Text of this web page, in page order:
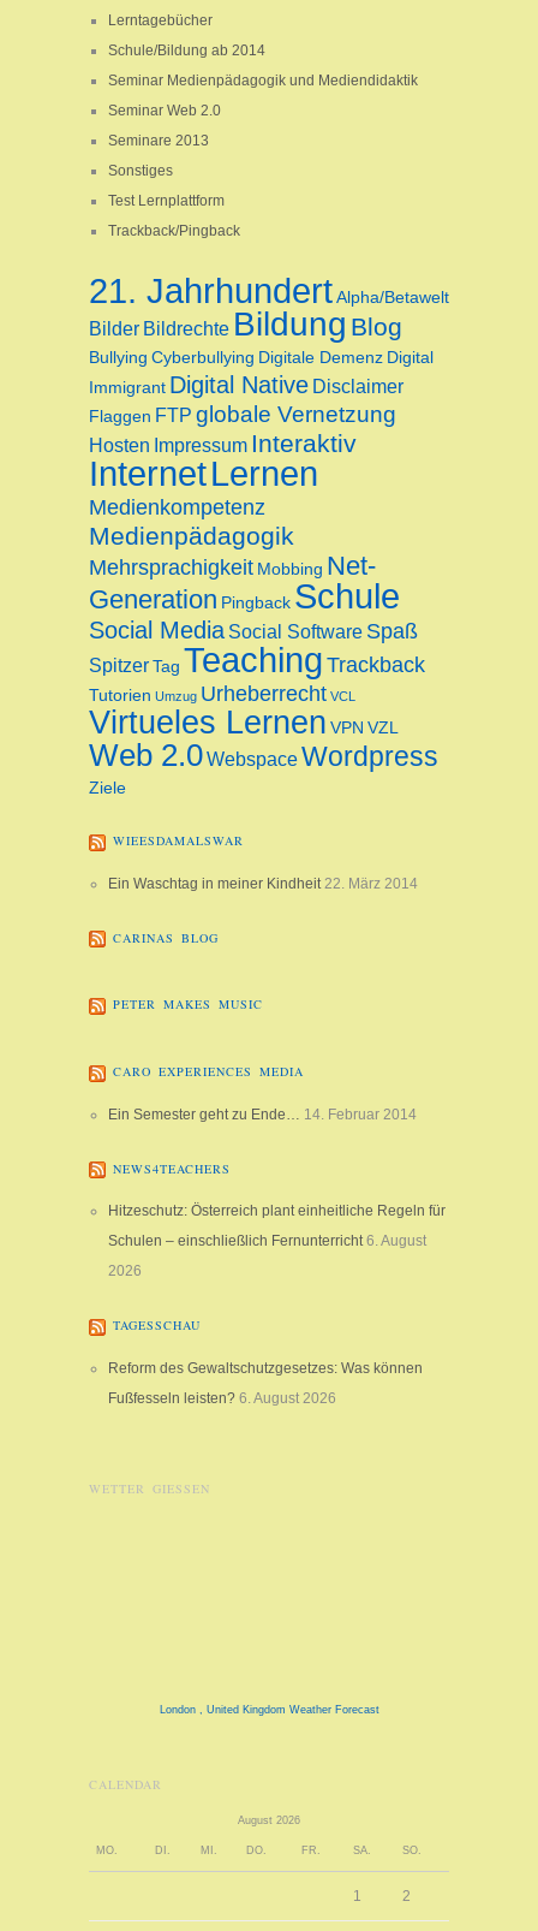
Lerntagebücher
Schule/Bildung ab 2014
Seminar Medienpädagogik und Mediendidaktik
Seminar Web 2.0
Seminare 2013
Sonstiges
Test Lernplattform
Trackback/Pingback
21. JahrhundertAlpha/Betawelt
Bilder Bildrechte Bildung Blog
Bullying Cyberbullying Digitale Demenz Digital
Immigrant Digital Native Disclaimer
Flaggen FTP globale Vernetzung
Hosten Impressum Interaktiv
InternetLernen
Medienkompetenz
Medienpädagogik
Mehrsprachigkeit Mobbing Net-
Generation Pingback Schule
Social Media Social Software Spaß
SpitzerTag Teaching Trackback
Tutorien Umzug Urheberrecht VCL
Virtueles Lernen VPN VZL
Web 2.0WebspaceWordpress
Ziele
WIEESDAMALSWAR
Ein Waschtag in meiner Kindheit 22. März 2014
CARINAS BLOG
PETER MAKES MUSIC
CARO EXPERIENCES MEDIA
Ein Semester geht zu Ende… 14. Februar 2014
NEWS4TEACHERS
Hitzeschutz: Österreich plant einheitliche Regeln für
Schulen – einschließlich Fernunterricht 6. August
2026
TAGESSCHAU
Reform des Gewaltschutzgesetzes: Was können
Fußfesseln leisten? 6. August 2026
WETTER GIESSEN
London , United Kingdom Weather Forecast
CALENDAR
August 2026
MO. DI. MI. DO. FR. SA. SO.
1 2